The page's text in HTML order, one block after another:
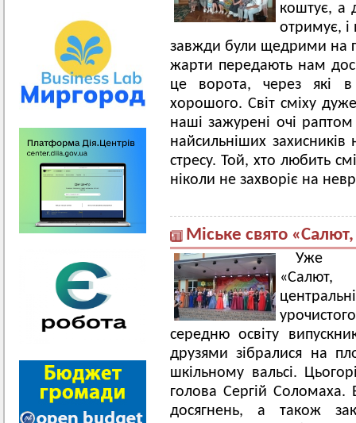
коштує, а
отримує, і
завжди були щедрими на
жарти передають нам
це ворота, через які
хорошого. Світ сміху
наші зажурені очі
найсильніших захисників
стресу. Той, хто любить
ніколи не захворіє на
Міське свято
Уже
«Салют,
середню освіту
друзями зібралися на
шкільному вальсі.
голова Сергій Соломаха.
досягнень, а також